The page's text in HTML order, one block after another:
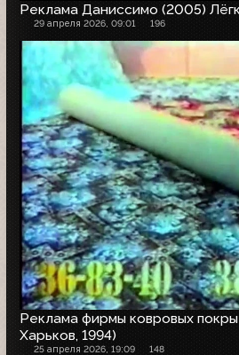
Реклама Даниссимо (2005)
29 апреля 2026, 09:01 196
Реклама фирмы ковровых
Харьков, 1994)
25 апреля 2026, 19:09 148